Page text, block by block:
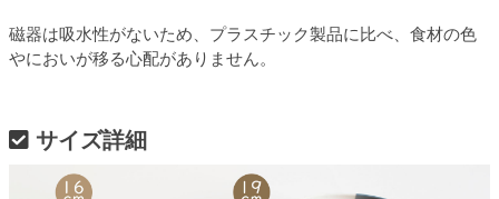
磁器は吸水性がないため、プラスチック製品に比べ、食材の色
やにおいが移る心配がありません。
サイズ詳細